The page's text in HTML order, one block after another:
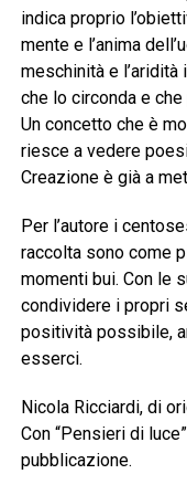
indica proprio
mente e l’anima
meschinità e
che lo circonda e
Un concetto che è
riesce a vedere
Creazione è già a
Per l’autore i
raccolta sono come
momenti bui. Con le
condividere i propri
positività possibile,
esserci.
Nicola Ricciardi, di
Con “Pensieri di
pubblicazione.